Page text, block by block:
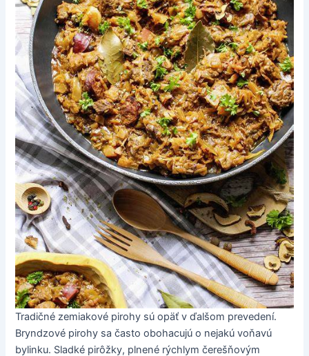
Tradičné zemiakové pirohy sú opäť v ďalšom prevedení.
Bryndzové pirohy sa často obohacujú o nejakú voňavú
bylinku. Sladké pirôžky, plnené rýchlym čerešňovým